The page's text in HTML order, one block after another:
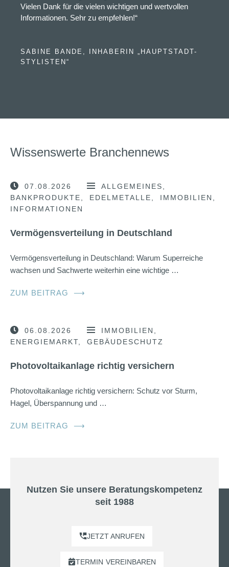
Vielen Dank für die vielen wichtigen und wertvollen
Informationen. Sehr zu empfehlen!“
SABINE BANDE, INHABERIN „HAUPTSTADT-
STYLISTEN“
Wissenswerte Branchennews
07.08.2026
ALLGEMEINES
BANKPRODUKTE
EDELMETALLE
IMMOBILIEN
INFORMATIONEN
Vermögensverteilung in Deutschland
Vermögensverteilung in Deutschland: Warum Superreiche
wachsen und Sachwerte weiterhin eine wichtige …
ZUM BEITRAG ⟶
06.08.2026
IMMOBILIEN
ENERGIEMARKT
GEBÄUDESCHUTZ
Photovoltaikanlage richtig versichern
Photovoltaikanlage richtig versichern: Schutz vor Sturm,
Hagel, Überspannung und …
ZUM BEITRAG ⟶
Nutzen Sie unsere Beratungskompetenz
seit 1988
JETZT ANRUFEN
TERMIN VEREINBAREN